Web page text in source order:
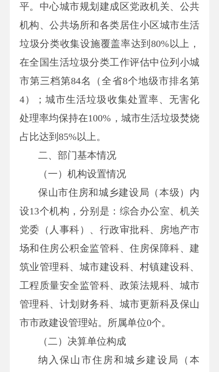
平。中心城市规划建成区党政机关、公共
机构、公共场所和各类居住小区城市生活
垃圾分类收集设施覆盖率达到 80% 以上，
在全国生活垃圾分类工作评估中位列小城
市第三档第84名（全省8个地级市排名第
4）；城市生活垃圾收集处置率、无害化
处理率均保持在100% ，城市生活垃圾焚烧
占比达到 85%以上。
二、部门基本情况
（一）机构设置情况
保山市住房和城乡建设局（本级）内
设13个机构，分别是：综合办公室、机关
党委（人事科）、行政审批科、房地产市
场和住房公积金监管科、住房保障科、建
筑业管理科、城市建设科、村镇建设科、
工程质量安全监管科、政策法规科、城市
管理科、计划财务科、城市更新科及保山
市市政建设管理站。所属单位0个。
（二）决算单位构成
纳入保山市住房和城乡建设局（本